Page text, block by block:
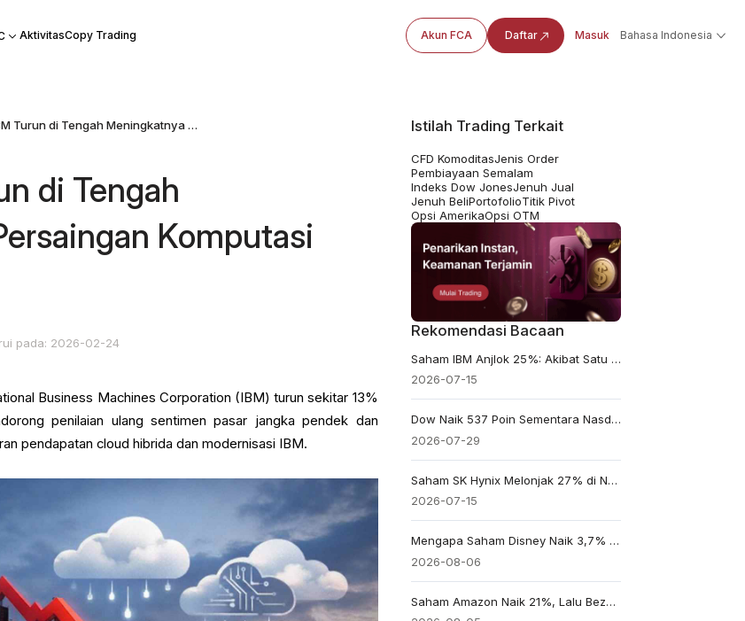
AktivitasCopy Trading Akun FCA Daftar Masuk Bahasa Indonesia
Saham IBM Turun di Tengah Meningkatnya Persaingan Komputasi Awan
di Tengah
Komputasi
pada: 2026-02-24
Business Machines Corporation (IBM) turun sekitar 13%
penilaian ulang sentimen pasar jangka pendek dan
pendapatan cloud hibrida dan modernisasi IBM.
Istilah Trading Terkait
CFD KomoditasJenis Order
Pembiayaan Semalam
Indeks Dow JonesJenuh Jual
Jenuh BeliPortofolioTitik Pivot
Opsi AmerikaOpsi OTM
Rekomendasi Bacaan
Saham IBM Anjlok 25%: Akibat Satu Kuartal Buruk atau Peringatan AI?
2026-07-15
Dow Naik 537 Poin Sementara Nasdaq Turun: Enam Saham yang Menjelaskan Perbedaan Kinerja
2026-07-29
Saham SK Hynix Melonjak 27% di Nasdaq: Di Balik Reli AI Besar-besaran
2026-07-15
Mengapa Saham Disney Naik 3,7% Meski Pendapatan Meleset
2026-08-06
Saham Amazon Naik 21%, Lalu Bezos Ajukan Penjualan hingga US$4,1 Miliar. Apakah Ini Peringatan?